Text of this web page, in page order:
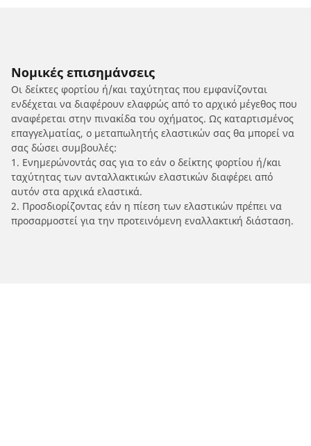
Νομικές επισημάνσεις
Οι δείκτες φορτίου ή/και ταχύτητας που εμφανίζονται
ενδέχεται να διαφέρουν ελαφρώς από το αρχικό μέγεθος που
αναφέρεται στην πινακίδα του οχήματος. Ως καταρτισμένος
επαγγελματίας, ο μεταπωλητής ελαστικών σας θα μπορεί να
σας δώσει συμβουλές:
1. Ενημερώνοντάς σας για το εάν ο δείκτης φορτίου ή/και
ταχύτητας των ανταλλακτικών ελαστικών διαφέρει από
αυτόν στα αρχικά ελαστικά.
2. Προσδιορίζοντας εάν η πίεση των ελαστικών πρέπει να
προσαρμοστεί για την προτεινόμενη εναλλακτική διάσταση.